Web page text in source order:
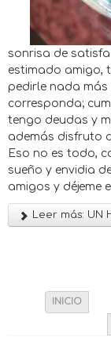
sonrisa de
estimado amigo,
pedirle nada más
corresponda;
tengo deudas y
además disfruto
Eso no es todo,
sueño y envidia
amigos y déjeme
Leer más: UN
INICIO